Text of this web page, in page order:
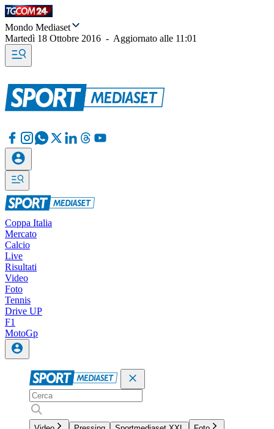
Mondo Mediaset
Martedì 18 Ottobre 2016 - Aggiornato alle 11:01
Coppa Italia
Mercato
Calcio
Live
Risultati
Video
Foto
Tennis
Drive UP
F1
MotoGp